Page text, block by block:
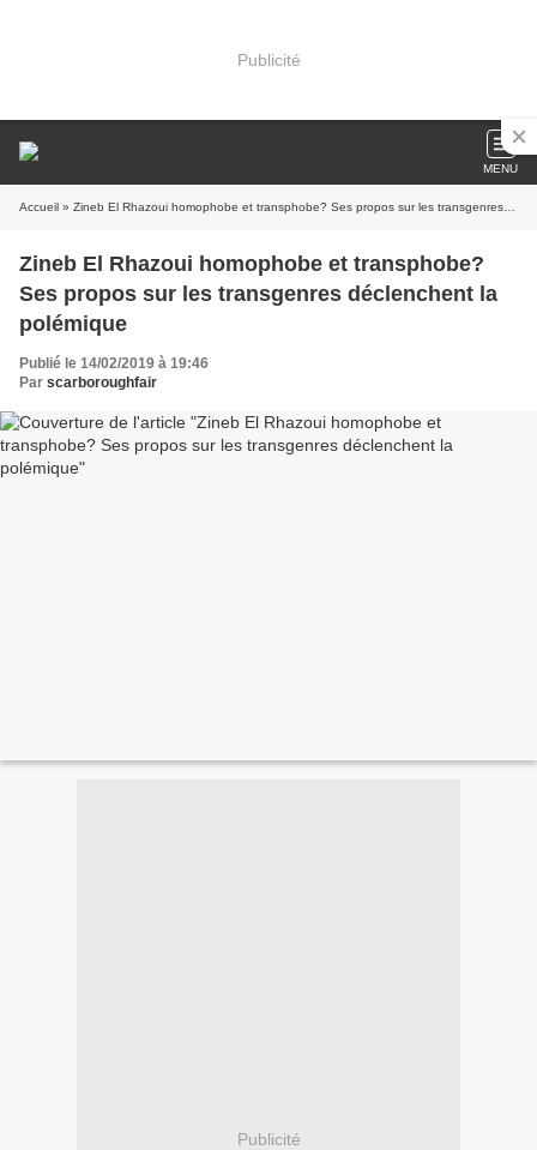
Publicité
MENU
Accueil » Zineb El Rhazoui homophobe et transphobe? Ses propos sur les transgenres déclenchent la polémique
Zineb El Rhazoui homophobe et transphobe?
Ses propos sur les transgenres déclenchent la
polémique
Publié le 14/02/2019 à 19:46
Par scarboroughfair
Publicité